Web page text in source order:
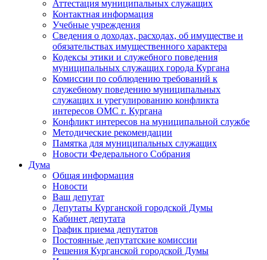
Аттестация муниципальных служащих
Контактная информация
Учебные учреждения
Сведения о доходах, расходах, об имуществе и
обязательствах имущественного характера
Кодексы этики и служебного поведения
муниципальных служащих города Кургана
Комиссии по соблюдению требований к
служебному поведению муниципальных
служащих и урегулированию конфликта
интересов ОМС г. Кургана
Конфликт интересов на муниципальной службе
Методические рекомендации
Памятка для муниципальных служащих
Новости Федерального Cобрания
Дума
Общая информация
Новости
Ваш депутат
Депутаты Курганской городской Думы
Кабинет депутата
График приема депутатов
Постоянные депутатские комиссии
Решения Курганской городской Думы